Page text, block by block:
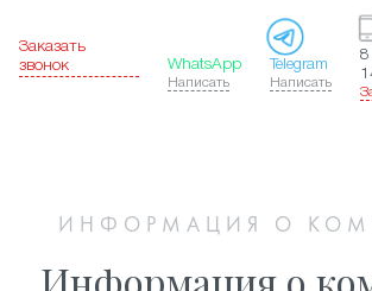
Заказать
звонок
WhatsApp
Написать
Telegram
Написать
8
ИНФОРМАЦИЯ О